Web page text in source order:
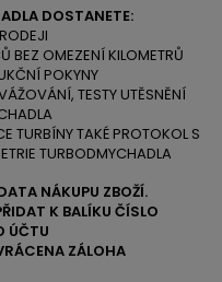
DOSTANETE:
BEZ OMEZENÍ KILOMETRŮ
POKYNY
TESTY UTĚSNĚNÍ
TURBÍNY TAKÉ PROTOKOL S
TURBODMYCHADLA
NÁKUPU ZBOŽÍ.
K BALÍKU ČÍSLO
ÚČTU
ZÁLOHA